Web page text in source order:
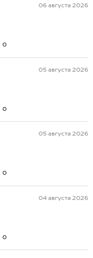
06 августа 2026
0
05 августа 2026
0
05 августа 2026
0
04 августа 2026
0